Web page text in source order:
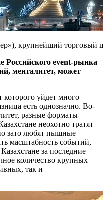
крупнейший торговый
Российского event-рынка
менталитет, может
уйдет много
есть однозначно. Во-
разные форматы
неохотно тратят
зато любят пышные
масштабность событий,
за последние
количество крупных
так и